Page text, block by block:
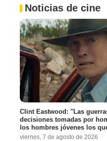
Noticias de cine
Clint Eastwood: "Las
decisiones tomadas por
los hombres jóvenes los
viernes, 7 de agosto de 2026